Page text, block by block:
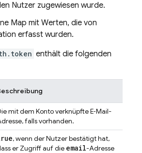
Nutzer zugewiesen wurde.
Map mit Werten, die von
erfasst wurden.
enthält die folgenden
mit dem Konto verknüpfte E‑Mail-
falls vorhanden.
, wenn der Nutzer bestätigt hat,
er Zugriff auf die email-Adresse